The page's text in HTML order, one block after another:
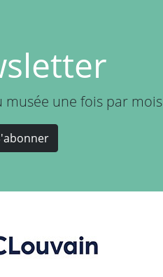
une fois par mois